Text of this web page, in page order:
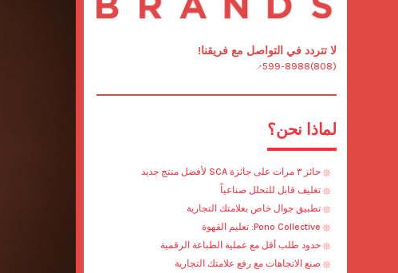
لا تتردد في التواصل مع فريقنا!
(808)599-8988
لماذا نحن؟
حائز ٣ مرات على جائزة SCA لأفضل منتج جديد
تغليف قابل للتحلل صناعياً
تطبيق جوال خاص بعلامتك التجارية
Pono Collective: تعليم القهوة
حدود طلب أقل مع عملية الطباعة الرقمية
صنع الاتجاهات مع رفع علامتك التجارية